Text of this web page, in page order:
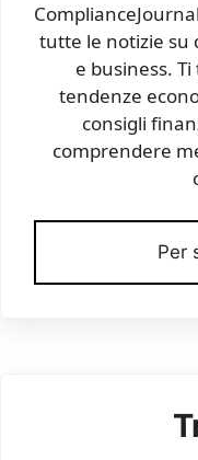
tutte le notizie su
e business.
tendenze
consigli
comprendere
Per